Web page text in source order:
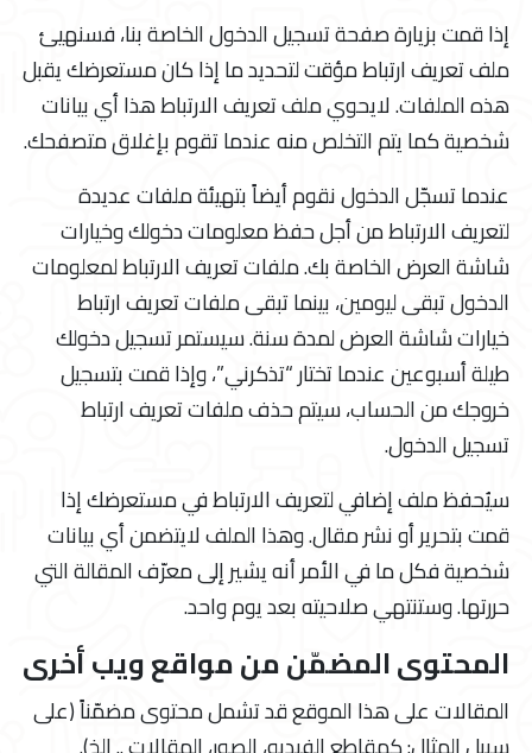
إذا قمت بزيارة صفحة تسجيل الدخول الخاصة بنا، فسنهيئ
ملف تعريف ارتباط مؤقت لتحديد ما إذا كان مستعرضك يقبل
هذه الملفات. لايحوي ملف تعريف الارتباط هذا أي بيانات
شخصية كما يتم التخلص منه عندما تقوم بإغلاق متصفحك.
عندما تسجّل الدخول نقوم أيضاً بتهيئة ملفات عديدة
لتعريف الارتباط من أجل حفظ معلومات دخولك وخيارات
شاشة العرض الخاصة بك. ملفات تعريف الارتباط لمعلومات
الدخول تبقى ليومين، بينما تبقى ملفات تعريف ارتباط
خيارات شاشة العرض لمدة سنة. سيستمر تسجيل دخولك
طيلة أسبوعين عندما تختار “تذكرني”، وإذا قمت بتسجيل
خروجك من الحساب، سيتم حذف ملفات تعريف ارتباط
تسجيل الدخول.
سيُحفظ ملف إضافي لتعريف الارتباط في مستعرضك إذا
قمت بتحرير أو نشر مقال. وهذا الملف لايتضمن أي بيانات
شخصية فكل ما في الأمر أنه يشير إلى معرّف المقالة التي
حررتها. وستنتهي صلاحيته بعد يوم واحد.
المحتوى المضمّن من مواقع ويب أخرى
المقالات على هذا الموقع قد تشمل محتوى مضمّناً (على